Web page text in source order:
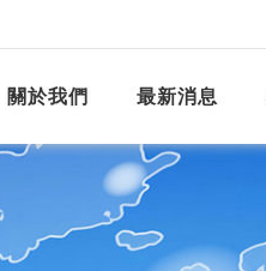
關於我們 最新消息